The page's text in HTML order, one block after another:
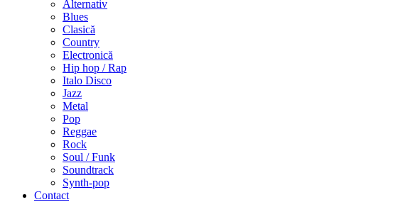
Alternativ
Blues
Clasică
Country
Electronică
Hip hop / Rap
Italo Disco
Jazz
Metal
Pop
Reggae
Rock
Soul / Funk
Soundtrack
Synth-pop
Contact